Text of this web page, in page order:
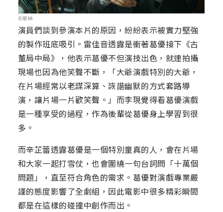
©華映
演員們談到參演本片的原因，紛紛表示被實力堅強
的製作班底吸引。雷佳音透露是衝著葛優接下《古
董局中局》，他表示葛優不但演技出色，就連拍攝
現場也因為他笑聲不斷，「大爺演戲特別的大爺，
在片場經常以老謀深算、詼諧幽默的方式套路導
演，讓片場一片歡笑聲。」而李現覺得看葛優演戲
是一種享受的過程，作為後輩從葛優身上學習到很
多。
而辛芷蕾透露葛優是一個特別童真的人，會在片場
和大家一起打雪仗，也會圍繞一句台詞問「十萬個
問題」，直至符合角色的需求。葛優對演戲專業嚴
謹的態度影響了全劇組，因此電影中很多精彩瞬間
都是在這樣的碰撞中創作而出。